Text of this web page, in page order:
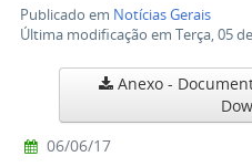
Publicado em Notícias Gerais
Última modificação em Terça, 05
Anexo -
06/06/17